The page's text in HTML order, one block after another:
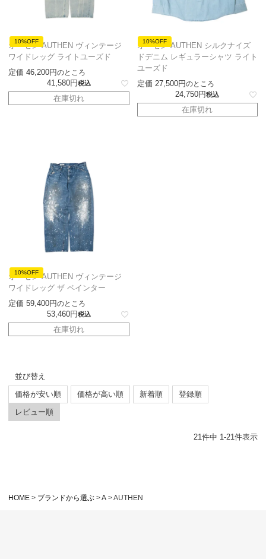
10%OFF
オーセン AUTHEN ヴィンテージ
ワイドレッグ ライトユーズド
定価 46,200 のところ
41,580 税込
在庫切れ
10%OFF
オーセン AUTHEN シルクナイズ
ドデニム レギュラーシャツ ライト
ユーズド
定価 27,500 のところ
24,750 税込
在庫切れ
10%OFF
オーセン AUTHEN ヴィンテージ
ワイドレッグ ザ ペインター
定価 59,400 のところ
53,460 税込
在庫切れ
並び替え
価格が安い順
価格が高い順 新着順
登録順
レビュー順
21件中 1-21件表示
HOME ブランドから選ぶ A AUTHEN